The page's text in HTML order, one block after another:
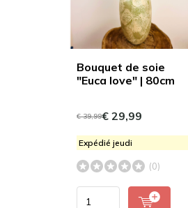
Bouquet de soie
"Euca love" | 80cm
€ 39,99€ 29,99
Expédié jeudi
(0)